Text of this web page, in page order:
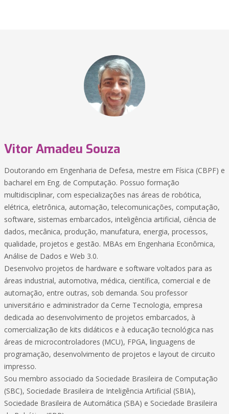
Vitor Amadeu Souza
Doutorando em Engenharia de Defesa, mestre em Física (CBPF) e
bacharel em Eng. de Computação. Possuo formação
multidisciplinar, com especializações nas áreas de robótica,
elétrica, eletrônica, automação, telecomunicações, computação,
software, sistemas embarcados, inteligência artificial, ciência de
dados, mecânica, produção, manufatura, energia, processos,
qualidade, projetos e gestão. MBAs em Engenharia Econômica,
Análise de Dados e Web 3.0.
Desenvolvo projetos de hardware e software voltados para as
áreas industrial, automotiva, médica, científica, comercial e de
automação, entre outras, sob demanda. Sou professor
universitário e administrador da Cerne Tecnologia, empresa
dedicada ao desenvolvimento de projetos embarcados, à
comercialização de kits didáticos e à educação tecnológica nas
áreas de microcontroladores (MCU), FPGA, linguagens de
programação, desenvolvimento de projetos e layout de circuito
impresso.
Sou membro associado da Sociedade Brasileira de Computação
(SBC), Sociedade Brasileira de Inteligência Artificial (SBIA),
Sociedade Brasileira de Automática (SBA) e Sociedade Brasileira